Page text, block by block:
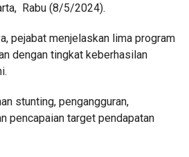
Rabu (8/5/2024).
pejabat menjelaskan lima program
dengan tingkat keberhasilan
stunting, pengangguran,
pencapaian target pendapatan